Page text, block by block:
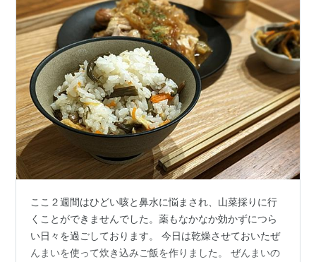
ここ２週間はひどい咳と鼻水に悩まされ、山菜採りに行
くことができませんでした。薬もなかなか効かずにつら
い日々を過ごしております。 今日は乾燥させておいたぜ
んまいを使って炊き込みご飯を作りました。 ぜんまいの